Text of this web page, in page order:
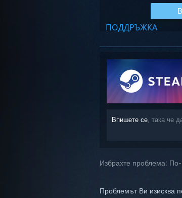
ПОДДРЪЖКА
Впишете се , така че
Избрахте проблема:
Проблемът Ви изисква